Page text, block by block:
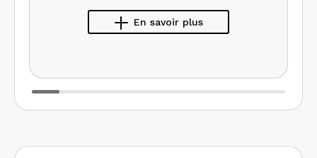
En savoir plus